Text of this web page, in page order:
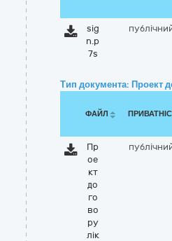
sig
n.p
7s
Тип документа: Проект
ФАЙЛ
Пр
ое
кт
до
го
во
ру
лік